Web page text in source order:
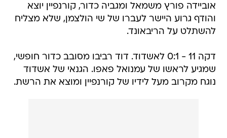
אוביידה פורץ משמאל ומגביה כדור, קורנפיין יוצא
והודף גרוע היישר לעברו של שי הולצמן, שלא מצליח
להשתלט על הריבאונד.
דקה 11 - 0:1 לאשדוד. דוד רביבו מסובב כדור חופשי,
שמגיע לראשו של עמנואל פאפו. הגנאי של אשדוד
נוגח מקרוב מעל לידיו של קורנפיין ומוצא את הרשת.